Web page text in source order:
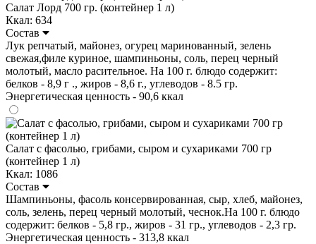
Салат Лорд 700 гр. (контейнер 1 л)
Ккал: 634
Состав
Лук репчатый, майонез, огурец маринованный, зелень
свежая,филе куриное, шампиньоны, соль, перец черный
молотый, масло расительное. На 100 г. блюдо содержит:
белков - 8,9 г ., жиров - 8,6 г., углеводов - 8.5 гр.
Энергетическая ценность - 90,6 ккал
Салат с фасолью, грибами, сыром и сухариками 700 гр
(контейнер 1 л)
Ккал: 1086
Состав
Шампиньоны, фасоль консервированная, сыр, хлеб, майонез,
соль, зелень, перец черный молотый, чеснок.На 100 г. блюдо
содержит: белков - 5,8 гр., жиров - 31 гр., углеводов - 2,3 гр.
Энергетическая ценность - 313,8 ккал